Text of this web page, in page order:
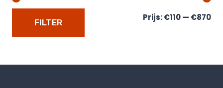
FILTER Prijs:€110— €870